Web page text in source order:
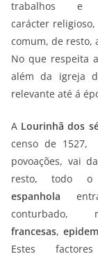
trabalhos e
carácter
comum, de resto,
No que respeita
além da igreja
relevante até á
A Lourinhã dos
censo de
povoações, vai
resto, todo
espanhola
conturbado,
francesas,
Estes